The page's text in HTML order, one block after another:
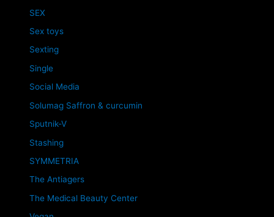
SEX
Sex toys
Sexting
Single
Social Media
Solumag Saffron & curcumin
Sputnik-V
Stashing
SYMMETRIA
The Antiagers
The Medical Beauty Center